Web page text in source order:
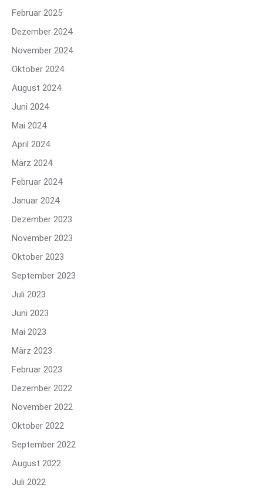
Februar 2025
Dezember 2024
November 2024
Oktober 2024
August 2024
Juni 2024
Mai 2024
April 2024
März 2024
Februar 2024
Januar 2024
Dezember 2023
November 2023
Oktober 2023
September 2023
Juli 2023
Juni 2023
Mai 2023
März 2023
Februar 2023
Dezember 2022
November 2022
Oktober 2022
September 2022
August 2022
Juli 2022